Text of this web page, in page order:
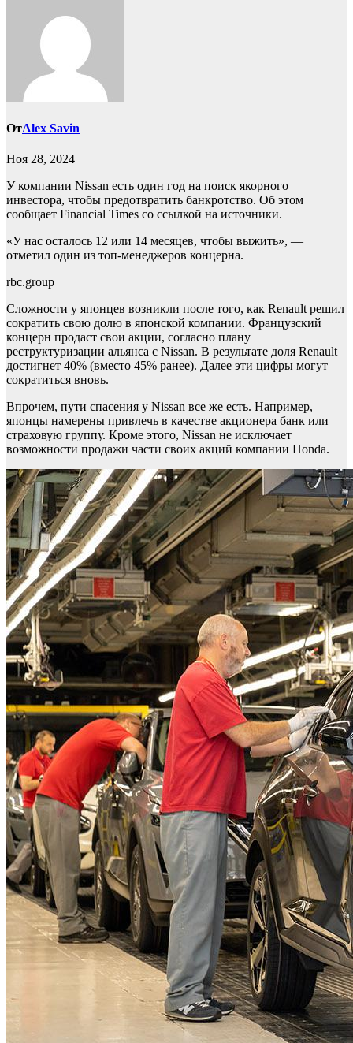
ОтAlex Savin
Ноя 28, 2024
У компании Nissan есть один год на поиск якорного
инвестора, чтобы предотвратить банкротство. Об этом
сообщает Financial Times со ссылкой на источники.
«У нас осталось 12 или 14 месяцев, чтобы выжить», —
отметил один из топ-менеджеров концерна.
rbc.group
Сложности у японцев возникли после того, как Renault решил
сократить свою долю в японской компании. Французский
концерн продаст свои акции, согласно плану
реструктуризации альянса с Nissan. В результате доля Renault
достигнет 40% (вместо 45% ранее). Далее эти цифры могут
сократиться вновь.
Впрочем, пути спасения у Nissan все же есть. Например,
японцы намерены привлечь в качестве акционера банк или
страховую группу. Кроме этого, Nissan не исключает
возможности продажи части своих акций компании Honda.